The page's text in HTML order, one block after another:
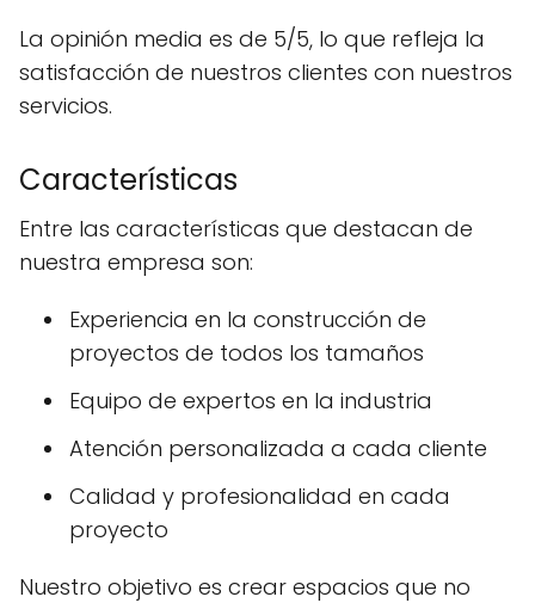
La opinión media es de 5/5, lo que refleja la
satisfacción de nuestros clientes con nuestros
servicios.
Características
Entre las características que destacan de
nuestra empresa son:
Experiencia en la construcción de
proyectos de todos los tamaños
Equipo de expertos en la industria
Atención personalizada a cada cliente
Calidad y profesionalidad en cada
proyecto
Nuestro objetivo es crear espacios que no